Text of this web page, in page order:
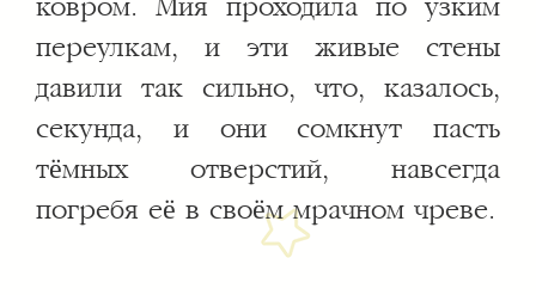
ковром. Мия проходила по узким
переулкам, и эти живые стены
давили так сильно, что, казалось,
секунда, и они сомкнут пасть
тёмных отверстий, навсегда
погребя её в своём мрачном чреве.